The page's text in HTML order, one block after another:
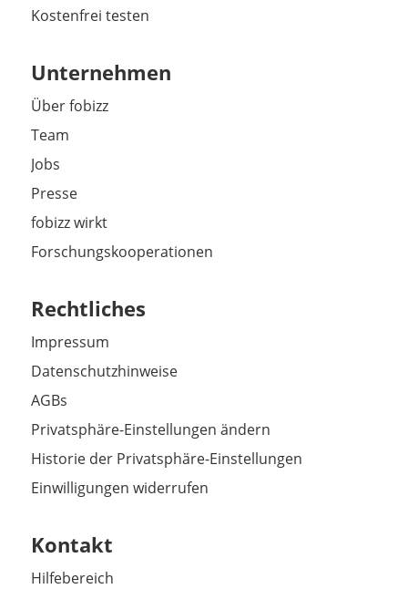
Kostenfrei testen
Unternehmen
Über fobizz
Team
Jobs
Presse
fobizz wirkt
Forschungskooperationen
Rechtliches
Impressum
Datenschutzhinweise
AGBs
Privatsphäre-Einstellungen ändern
Historie der Privatsphäre-Einstellungen
Einwilligungen widerrufen
Kontakt
Hilfebereich